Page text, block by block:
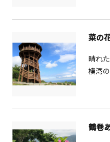
を自
菜の
晴れ
模湾
はカ
鶴巻